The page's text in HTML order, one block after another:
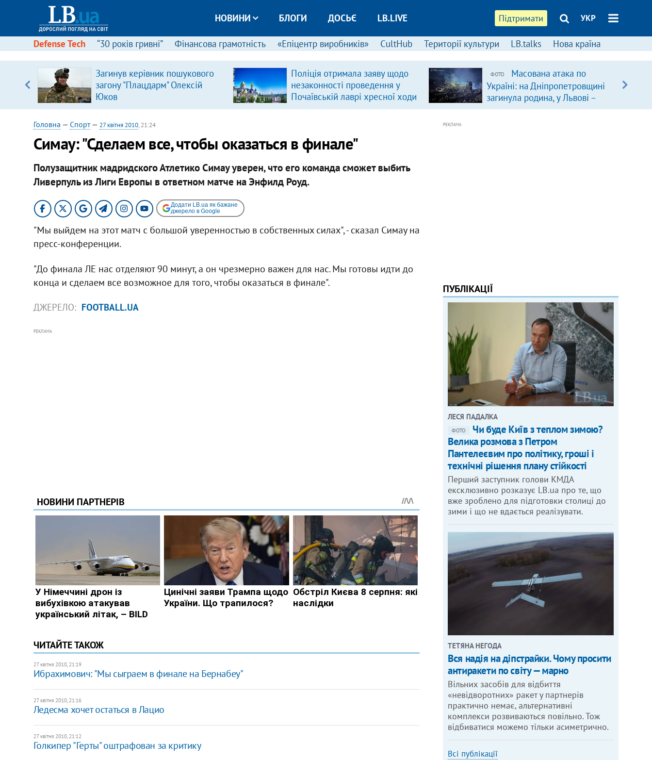
Підтримати УКР
НОВИНИ БЛОГИ ДОСЬЄ LB.LIVE
Defense Tech “30 років гривні” Фінансова грамотність «Епіцентр виробників» CultHub Території культури LB.talks Нова країна
Загинув керівник пошукового
загону "Плацдарм" Олексій
Юков
Поліція отримала заяву щодо
незаконності проведення у
Почаївській лаврі хресної ходи
ФОТО
Масована атака по
Україні: на Дніпропетровщині
загинула родина, у Львові –
удар по багатоповерхівках
Головна — Спорт— 27 квітня 2010, 21:24
Симау: "Сделаем все, чтобы оказаться в финале"
Полузащитник мадридского Атлетико Симау уверен, что его команда сможет выбить
Ливерпуль из Лиги Европы в ответном матче на Энфилд Роуд.
Додати LB.ua як бажане
джерело в Google
"Мы выйдем на этот матч с большой уверенностью в собственных силах", - сказал Симау на
пресс-конференции.
"До финала ЛЕ нас отделяют 90 минут, а он чрезмерно важен для нас. Мы готовы идти до
конца и сделаем все возможное для того, чтобы оказаться в финале".
ДЖЕРЕЛО: FOOTBALL.UA
РЕКЛАМА
ЧИТАЙТЕ ТАКОЖ
27 квітня 2010, 21:19
Ибрахимович: "Мы сыграем в финале на Бернабеу"
27 квітня 2010, 21:16
Ледесма хочет остаться в Лацио
27 квітня 2010, 21:12
Голкипер "Герты" оштрафован за критику
РЕКЛАМА
ПУБЛІКАЦІЇ
ЛЕСЯ ПАДАЛКА
ФОТО
Чи буде Київ з теплом зимою?
Велика розмова з Петром
Пантелеєвим про політику, гроші і
технічні рішення плану стійкості
Перший заступник голови КМДА
ексклюзивно розказує LB.ua про те, що
вже зроблено для підготовки столиці до
зими і що не вдається реалізувати.
ТЕТЯНА НЕГОДА
Вся надія на діпстрайки. Чому просити
антиракети по світу — марно
Вільних засобів для відбиття
«невідворотних» ракет у партнерів
практично немає, альтернативні
комплекси розвиваються повільно. Тож
відбиватися можемо тільки асиметрично.
Всі публікації